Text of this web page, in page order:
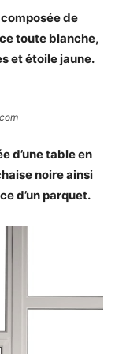
de
toute blanche,
et étoile jaune.
d’une table en
noire ainsi
d’un parquet.